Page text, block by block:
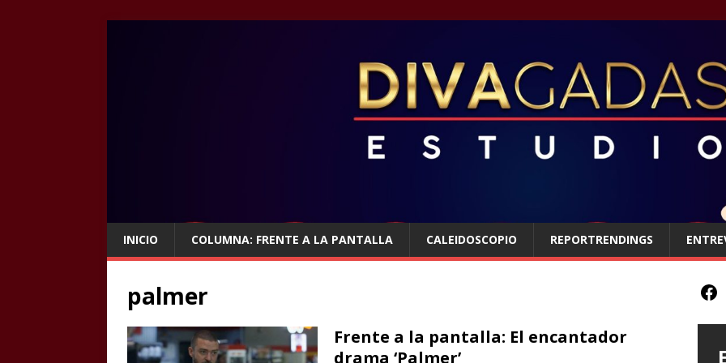
INICIO COLUMNA: FRENTE A LA PANTALLA CALEIDOSCOPIO REPORTRENDINGS
palmer
Frente a la pantalla: El encantador
drama ‘Palmer’